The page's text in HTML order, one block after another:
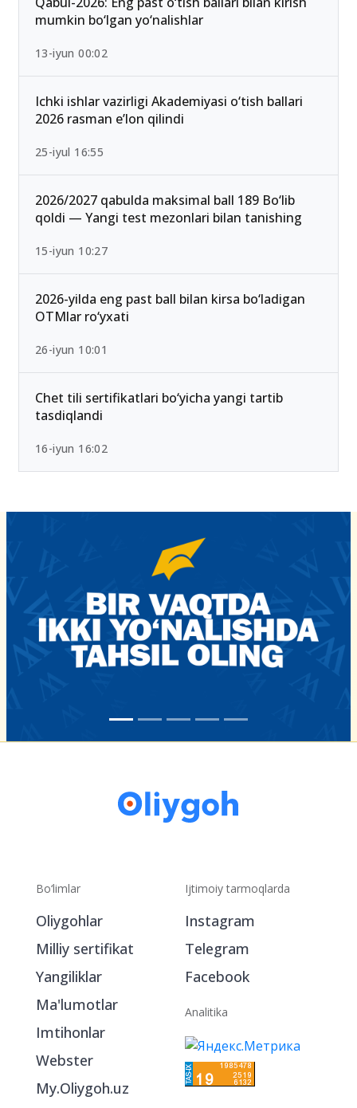
mumkin bo‘lgan yo‘nalishlar
13-iyun 00:02
Ichki ishlar vazirligi Akademiyasi o‘tish ballari
2026 rasman e’lon qilindi
25-iyul 16:55
2026/2027 qabulda maksimal ball 189 Bo‘lib
qoldi — Yangi test mezonlari bilan tanishing
15-iyun 10:27
2026-yilda eng past ball bilan kirsa bo‘ladigan
OTMlar ro‘yxati
26-iyun 10:01
Chet tili sertifikatlari bo‘yicha yangi tartib
tasdiqlandi
16-iyun 16:02
Bo‘limlar
Oliygohlar
Milliy sertifikat
Yangiliklar
Ma'lumotlar
Imtihonlar
Webster
My.Oliygoh.uz
Ijtimoiy tarmoqlarda
Instagram
Telegram
Facebook
Analitika